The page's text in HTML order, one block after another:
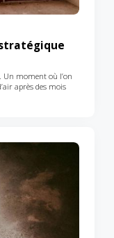
Un moment où l’on
après des mois